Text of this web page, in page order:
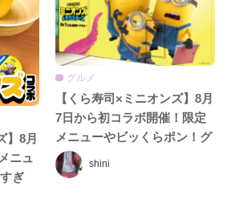
】8月
ニュ
ぎ
shini
グルメ
【くら寿司×ミニオンズ】8月
7日から初コラボ開催！限定
メニューやビッくらポン！グ
ッズ、フォトスポットまで見
逃せない♡